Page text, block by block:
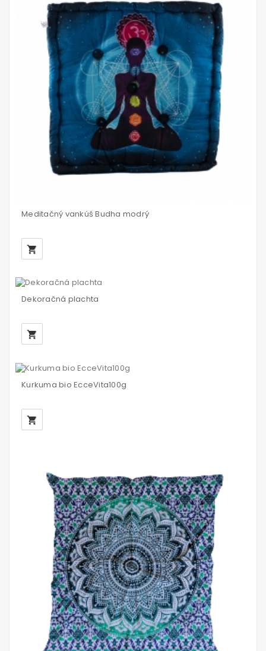
Meditačný vankúš Budha modrý
local_grocery_store
Dekoračná plachta
local_grocery_store
Kurkuma bio EcceVita100g
local_grocery_store